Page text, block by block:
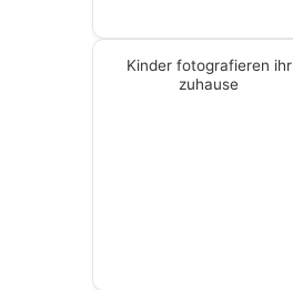
Kinder fotografieren ihr
zuhause